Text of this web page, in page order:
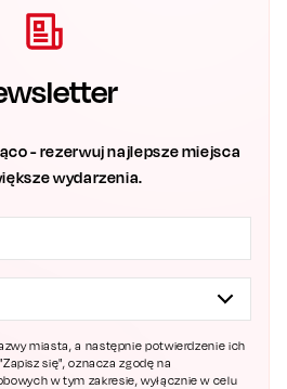
- rezerwuj najlepsze miejsca
wydarzenia.
miasta, a następnie potwierdzenie ich
się", oznacza zgodę na
w tym zakresie, wyłącznie w celu